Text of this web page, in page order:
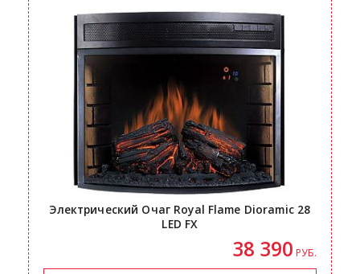
Электрический Очаг Royal Flame Dioramic 28
LED FX
38 390 РУБ.